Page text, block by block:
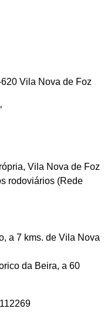
Vila Nova de Foz
Vila Nova de Foz
rodoviários (Rede
a 7 kms. de Vila Nova
da Beira, a 60